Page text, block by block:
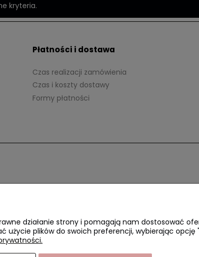
kryteria.
Płatności i dostawa
Czas realizacji zamówienia
Czas i koszty dostawy
Formy płatności
działanie strony i pomagają nam dostosować
użycie plików do swoich preferencji, wybierając opcję